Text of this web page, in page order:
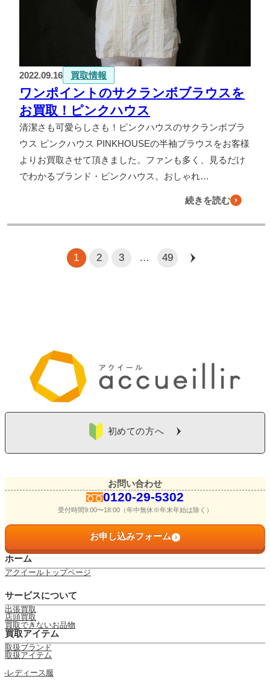
2022.09.16 買取情報
ワンポイントのサクランボブラウスを
お買取！ピンクハウス
清潔さも可愛らしさも！ピンクハウスのサクランボブラ
ウス ピンクハウス PINKHOUSEの半袖ブラウスをお客様
よりお買取させて頂きました。ファンも多く、見るだけ
でわかるブランド・ピンクハウス。おしゃれ…
続きを読む
1 2 3 … 49
初めての方へ
お問い合わせ
0120-29-5302
受付時間9:00〜18:00（年中無休※年末年始は除く）
お申し込みフォーム
ホーム
アクイールトップページ
サービスについて
出張買取
店頭買取
買取できないお品物
買取アイテム
取扱ブランド
取扱アイテム
レディース服